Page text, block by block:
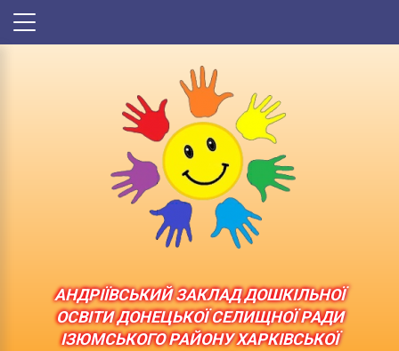
АНДРІЇВСЬКИЙ ЗАКЛАД ДОШКІЛЬНОЇ
ОСВІТИ ДОНЕЦЬКОЇ СЕЛИЩНОЇ РАДИ
ІЗЮМСЬКОГО РАЙОНУ ХАРКІВСЬКОЇ